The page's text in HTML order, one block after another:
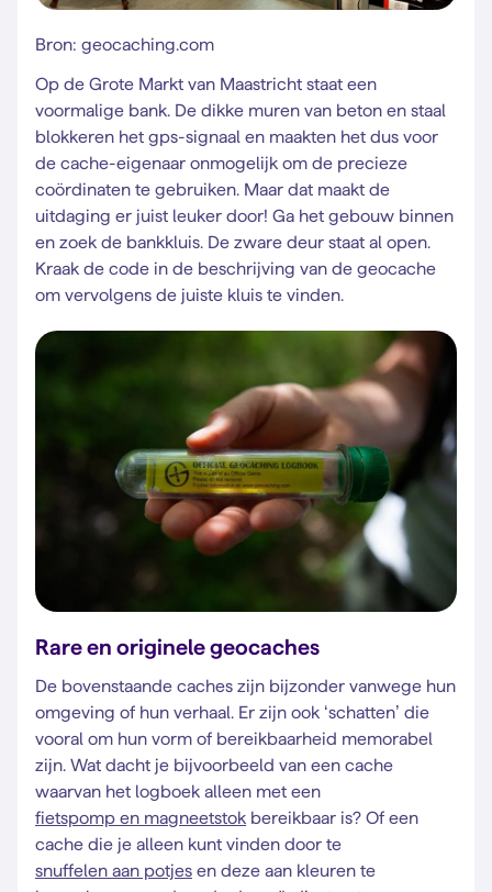
Bron: geocaching.com
Op de Grote Markt van Maastricht staat een
voormalige bank. De dikke muren van beton en staal
blokkeren het gps-signaal en maakten het dus voor
de cache-eigenaar onmogelijk om de precieze
coördinaten te gebruiken. Maar dat maakt de
uitdaging er juist leuker door! Ga het gebouw binnen
en zoek de bankkluis. De zware deur staat al open.
Kraak de code in de beschrijving van de geocache
om vervolgens de juiste kluis te vinden.
Rare en originele geocaches
De bovenstaande caches zijn bijzonder vanwege hun
omgeving of hun verhaal. Er zijn ook ‘schatten’ die
vooral om hun vorm of bereikbaarheid memorabel
zijn. Wat dacht je bijvoorbeeld van een cache
waarvan het logboek alleen met een
fietspomp en magneetstok bereikbaar is? Of een
cache die je alleen kunt vinden door te
snuffelen aan potjes en deze aan kleuren te